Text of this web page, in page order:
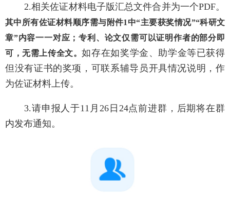
2.相关佐证材料电子版汇总文件合并为一个PDF。
其中所有佐证材料顺序需与附件1 中“主要获奖情况”“科研文
章”内容一一对应；专利、论文仅需可以证明作者的部分即
可，无需上传全文。如存在如奖学金、助学金等已获得
但没有证书的奖项，可联系辅导员开具情况说明，作
为佐证材料上传。
3.请申报人于11 月 26日 24点前进群，后期将在群
内发布通知。